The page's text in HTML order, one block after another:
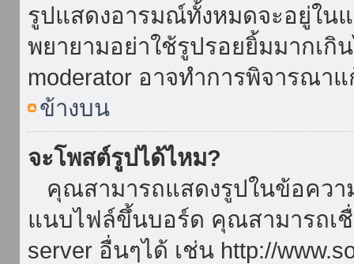
รูปแสดงอารมณ์ทั้งหมดจะอยู่ใ
พยายามอย่าใช้รูปรอยยิ้มมากเกิ
moderator อาจทำการพิจารณา
ข้างบน
จะโพสต์รูปได้ไหม?
คุณสามารถแสดงรูปในข้อคว
แนบไฟล์ขึ้นบอร์ด คุณสามารถเชื่
server อื่นๆได้ เช่น http://